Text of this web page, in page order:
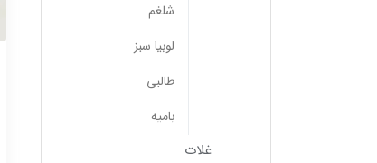
شلغم
لوبیا سبز
طالبی
بامیه
غلات